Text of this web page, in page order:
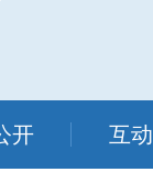
开 互